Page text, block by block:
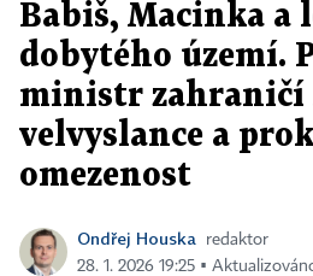
Babiš, Macinka a
dobytého území.
ministr zahraničí
velvyslance a
omezenost
Ondřej Houska
redaktor
28. 1. 2026 19:25 ▪